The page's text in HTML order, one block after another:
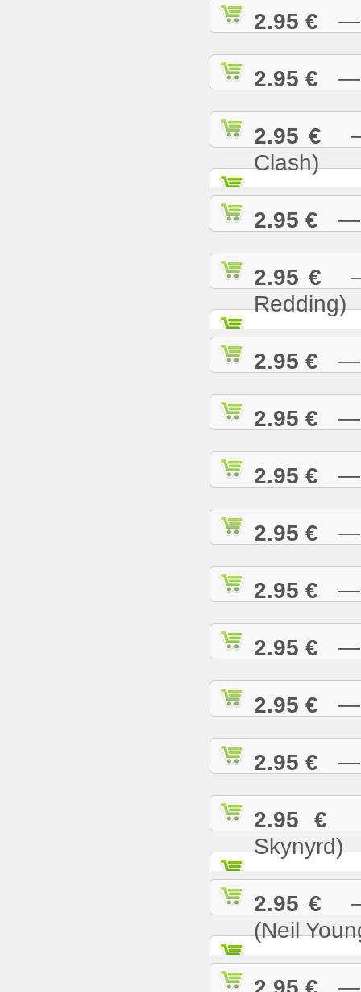
2.95 € —
2.95 € —
2.95 € —
Clash)
2.95 € —
2.95 € —
Redding)
2.95 € —
2.95 € —
2.95 € —
2.95 € —
2.95 € —
2.95 € —
2.95 € —
2.95 € —
2.95 €
Skynyrd)
2.95 € —
(Neil